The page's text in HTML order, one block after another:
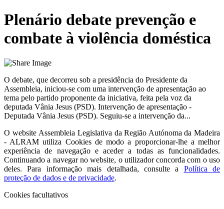
Plenário debate prevenção e
combate à violência doméstica
O debate, que decorreu sob a presidência do Presidente da
Assembleia, iniciou-se com uma intervenção de apresentação ao
tema pelo partido proponente da iniciativa, feita pela voz da
deputada Vânia Jesus (PSD). Intervenção de apresentação -
Deputada Vânia Jesus (PSD). Seguiu-se a intervenção da...
O website Assembleia Legislativa da Região Autónoma da Madeira
- ALRAM utiliza Cookies de modo a proporcionar-lhe a melhor
experiência de navegação e aceder a todas as funcionalidades.
Continuando a navegar no website, o utilizador concorda com o uso
deles. Para informação mais detalhada, consulte a
Política de
proteção de dados e de privacidade.
Cookies facultativos